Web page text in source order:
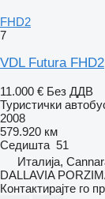
FHD2
7
VDL Futura FHD2
11.000 € Без ДДВ
Туристички
2008
579.920 км
Седишта 51
Италија,
DALLAVIA
Контактирајте го